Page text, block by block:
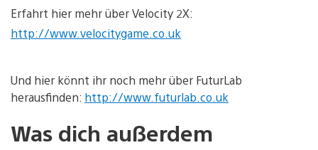
Erfahrt hier mehr über Velocity 2X:
http://www.velocitygame.co.uk
Und hier könnt ihr noch mehr über FuturLab
herausfinden: http://www.futurlab.co.uk
Was dich außerdem